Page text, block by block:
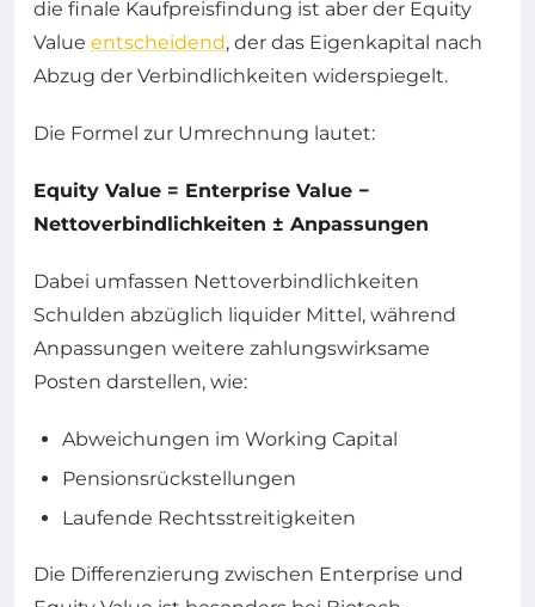
die finale Kaufpreisfindung ist aber der Equity
Value entscheidend, der das Eigenkapital nach
Abzug der Verbindlichkeiten widerspiegelt.
Die Formel zur Umrechnung lautet:
Equity Value = Enterprise Value −
Nettoverbindlichkeiten ± Anpassungen
Dabei umfassen Nettoverbindlichkeiten
Schulden abzüglich liquider Mittel, während
Anpassungen weitere zahlungswirksame
Posten darstellen, wie:
Abweichungen im Working Capital
Pensionsrückstellungen
Laufende Rechtsstreitigkeiten
Die Differenzierung zwischen Enterprise und